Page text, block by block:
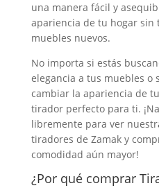
una manera fácil y
apariencia de tu hogar sin
muebles nuevos.
No importa si estás
elegancia a tus muebles o
cambiar la apariencia de
tirador perfecto para ti.
libremente para ver
tiradores de Zamak y
comodidad aún mayor!
¿Por qué comprar